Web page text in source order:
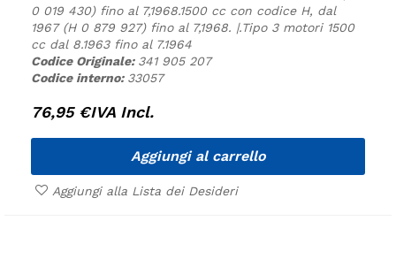
0 019 430) fino al 7,1968.1500 cc con codice H, dal
1967 (H 0 879 927) fino al 7,1968. |.Tipo 3 motori 1500
cc dal 8.1963 fino al 7.1964
Codice Originale: 341 905 207
Codice interno: 33057
76,95 €IVA Incl.
Aggiungi al carrello
Aggiungi alla Lista dei Desideri